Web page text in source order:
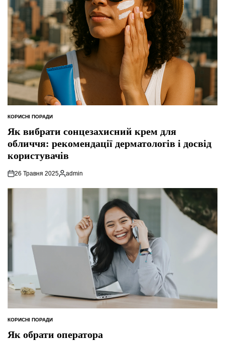
ОПУБЛІКУВАТИ
КОРИСНІ ПОРАДИ
Як вибрати сонцезахисний крем для
обличчя: рекомендації дерматологів і досвід
користувачів
26 Травня 2025
Опубліковано
admin
ОПУБЛІКУВАТИ
КОРИСНІ ПОРАДИ
Як обрати оператора